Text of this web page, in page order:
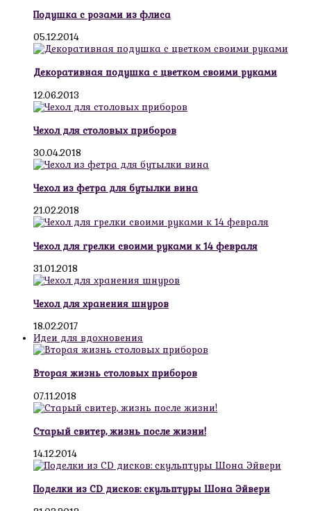
Подушка с розами из флиса
05.12.2014
Декоративная подушка с цветком своими руками
12.06.2013
Чехол для столовых приборов
30.04.2018
Чехол из фетра для бутылки вина
21.02.2018
Чехол для грелки своими руками к 14 февраля
31.01.2018
Чехол для хранения шнуров
18.02.2017
Идеи для вдохновения
Вторая жизнь столовых приборов
07.11.2018
Старый свитер, жизнь после жизни!
14.12.2014
Поделки из CD дисков: скульптуры Шона Эйвери